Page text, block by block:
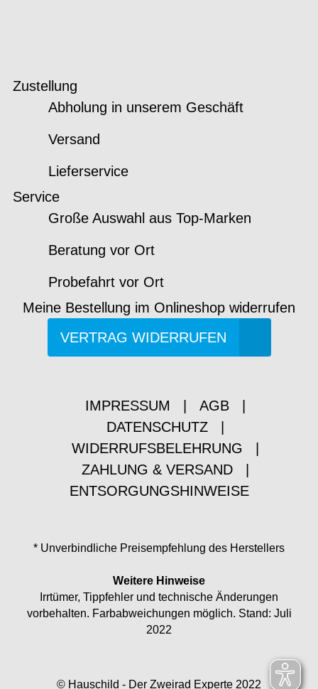
Zustellung
Abholung in unserem Geschäft
Versand
Lieferservice
Service
Große Auswahl aus Top-Marken
Beratung vor Ort
Probefahrt vor Ort
Meine Bestellung im Onlineshop widerrufen
VERTRAG WIDERRUFEN
IMPRESSUM AGB
DATENSCHUTZ
WIDERRUFSBELEHRUNG
ZAHLUNG & VERSAND
ENTSORGUNGSHINWEISE
* Unverbindliche Preisempfehlung des Herstellers
Weitere Hinweise
Irrtümer, Tippfehler und technische Änderungen
vorbehalten. Farbabweichungen möglich. Stand: Juli
2022
© Hauschild - Der Zweirad Experte 2022